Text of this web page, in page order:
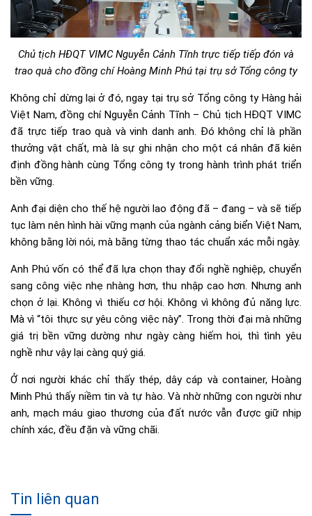
Chủ tịch HĐQT VIMC Nguyễn Cảnh Tĩnh trực tiếp tiếp đón và
trao quà cho đồng chí Hoàng Minh Phú tại trụ sở Tổng công ty
Không chỉ dừng lại ở đó, ngay tại trụ sở Tổng công ty Hàng hải
Việt Nam, đồng chí Nguyễn Cảnh Tĩnh – Chủ tịch HĐQT VIMC
đã trực tiếp trao quà và vinh danh anh. Đó không chỉ là phần
thưởng vật chất, mà là sự ghi nhận cho một cá nhân đã kiên
định đồng hành cùng Tổng công ty trong hành trình phát triển
bền vững.
Anh đại diện cho thế hệ người lao động đã – đang – và sẽ tiếp
tục làm nên hình hài vững mạnh của ngành cảng biển Việt Nam,
không bằng lời nói, mà bằng từng thao tác chuẩn xác mỗi ngày.
Anh Phú vốn có thể đã lựa chọn thay đổi nghề nghiệp, chuyển
sang công việc nhẹ nhàng hơn, thu nhập cao hơn. Nhưng anh
chọn ở lại. Không vì thiếu cơ hội. Không vì không đủ năng lực.
Mà vì “tôi thực sự yêu công việc này”. Trong thời đại mà những
giá trị bền vững dường như ngày càng hiếm hoi, thì tình yêu
nghề như vậy lại càng quý giá.
Ở nơi người khác chỉ thấy thép, dây cáp và container, Hoàng
Minh Phú thấy niềm tin và tự hào. Và nhờ những con người như
anh, mạch máu giao thương của đất nước vẫn được giữ nhịp
chính xác, đều đặn và vững chãi.
Tin liên quan